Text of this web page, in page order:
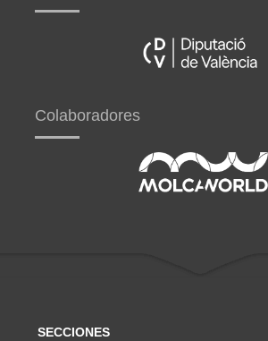
Colaboradores
SECCIONES